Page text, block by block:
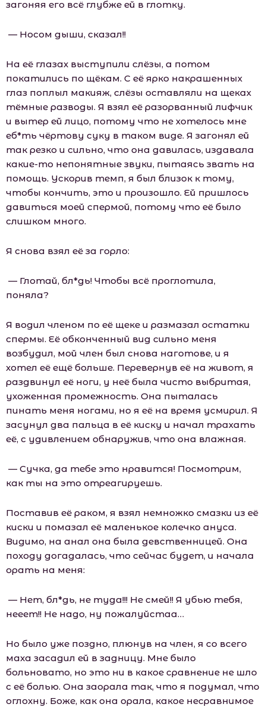
загоняя его всё глубже ей в глотку.
— Носом дыши, сказал!!
На её глазах выступили слёзы, а потом
покатились по щёкам. С её ярко накрашенных
глаз поплыл макияж, слёзы оставляли на щеках
тёмные разводы. Я взял её разорванный лифчик
и вытер ей лицо, потому что не хотелось мне
еб*ть чёртову суку в таком виде. Я загонял ей
так резко и сильно, что она давилась, издавала
какие-то непонятные звуки, пытаясь звать на
помощь. Ускорив темп, я был близок к тому,
чтобы кончить, это и произошло. Ей пришлось
давиться моей спермой, потому что её было
слишком много.
Я снова взял её за горло:
— Глотай, бл*дь! Чтобы всё проглотила,
поняла?
Я водил членом по её щеке и размазал остатки
спермы. Её обконченный вид сильно меня
возбудил, мой член был снова наготове, и я
хотел её ещё больше. Перевернув её на живот, я
раздвинул её ноги, у неё была чисто выбритая,
ухоженная промежность. Она пыталась
пинать меня ногами, но я её на время усмирил. Я
засунул два пальца в её киску и начал трахать
её, с удивлением обнаружив, что она влажная.
— Сучка, да тебе это нравится! Посмотрим,
как ты на это отреагируешь.
Поставив её раком, я взял немножко смазки из её
киски и помазал её маленькое колечко ануса.
Видимо, на анал она была девственницей. Она
походу догадалась, что сейчас будет, и начала
орать на меня:
— Нет, бл*дь, не туда!!! Не смей!! Я убью тебя,
нееет!! Не надо, ну пожалуйстаа…
Но было уже поздно, плюнув на член, я со всего
маха засадил ей в задницу. Мне было
больновато, но это ни в какое сравнение не шло
с её болью. Она заорала так, что я подумал, что
оглохну. Боже, как она орала, какое несравнимое